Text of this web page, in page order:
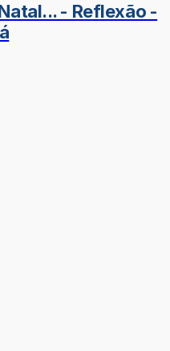
- Reflexão -